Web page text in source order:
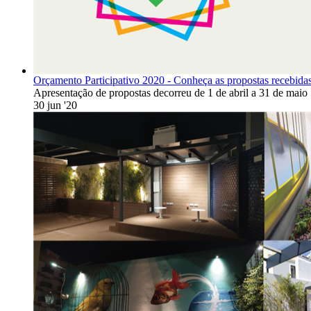
Orçamento Participativo 2020 - Conheça as propostas
Apresentação de propostas decorreu de 1 de abril a 31 de maio
30 jun '20